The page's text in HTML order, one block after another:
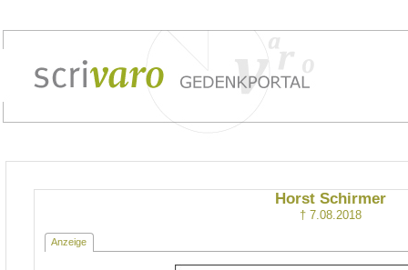
Horst Schirmer
† 7.08.2018
Anzeige